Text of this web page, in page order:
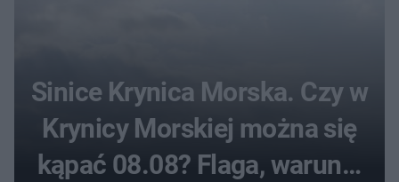
Sinice Krynica Morska. Czy w
Krynicy Morskiej można się
kąpać 08.08? Flaga, warunki